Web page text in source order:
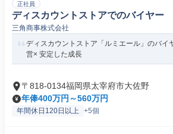
正社員
ディスカウントストアでのバイヤー
三角商事株式会社
ディスカウントストア「ルミエール」のバイ
営× 安定した成長
〒818-0134福岡県太宰府市大佐野
年俸400万円～560万円
年間休日120日以上 +5個